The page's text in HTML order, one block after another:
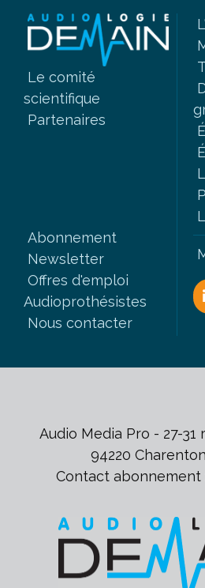
Le comité
scientifique
Partenaires
Abonnement
Newsletter
Offres d'emploi
Audioprothésistes
Nous contacter
Audio Media Pro - 27-31
94220
Contact abonnement